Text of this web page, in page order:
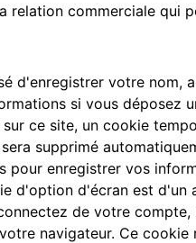
relation commerciale qui
d'enregistrer votre nom,
si vous déposez
ce site, un cookie
supprimé
enregistrer vos
d'option d'écran est
de votre
navigateur. Ce